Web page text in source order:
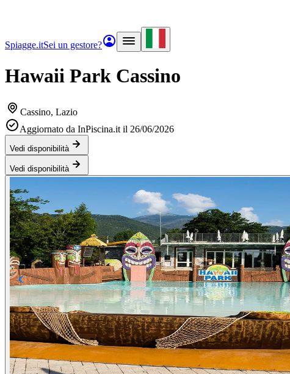
Spiagge.itSei un gestore?
Hawaii Park Cassino
Cassino, Lazio
Aggiornato da InPiscina.it il 26/06/2026
Vedi disponibilità
Vedi disponibilità